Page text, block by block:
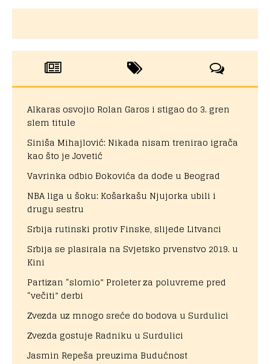
Alkaras osvojio Rolan Garos i stigao do 3. gren
slem titule
Siniša Mihajlović: Nikada nisam trenirao igrača
kao što je Jovetić
Vavrinka odbio Đokovića da dođe u Beograd
NBA liga u šoku: Košarkašu Njujorka ubili i
drugu sestru
Srbija rutinski protiv Finske, slijede Litvanci
Srbija se plasirala na Svjetsko prvenstvo 2019. u
Kini
Partizan “slomio” Proleter za poluvreme pred
“večiti” derbi
Zvezda uz mnogo sreće do bodova u Surdulici
Zvezda gostuje Radniku u Surdulici
Jasmin Repeša preuzima Budućnost